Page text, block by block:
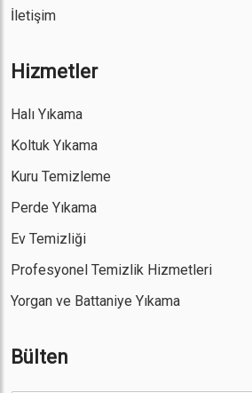
İletişim
Hizmetler
Halı Yıkama
Koltuk Yıkama
Kuru Temizleme
Perde Yıkama
Ev Temizliği
Profesyonel Temizlik Hizmetleri
Yorgan ve Battaniye Yıkama
Bülten